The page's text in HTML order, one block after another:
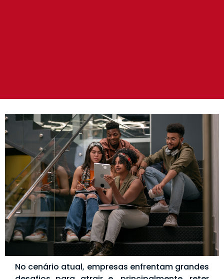
No cenário atual, empresas enfrentam grandes